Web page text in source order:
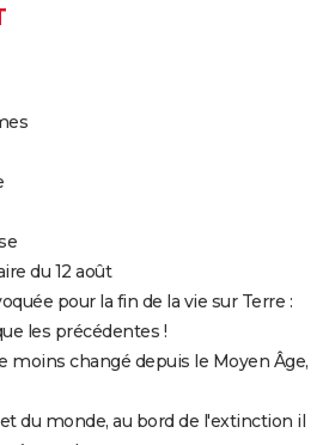
du 12 août
pour la fin de la vie sur Terre :
les précédentes !
moins changé depuis le Moyen Âge,
du monde, au bord de l'extinction il